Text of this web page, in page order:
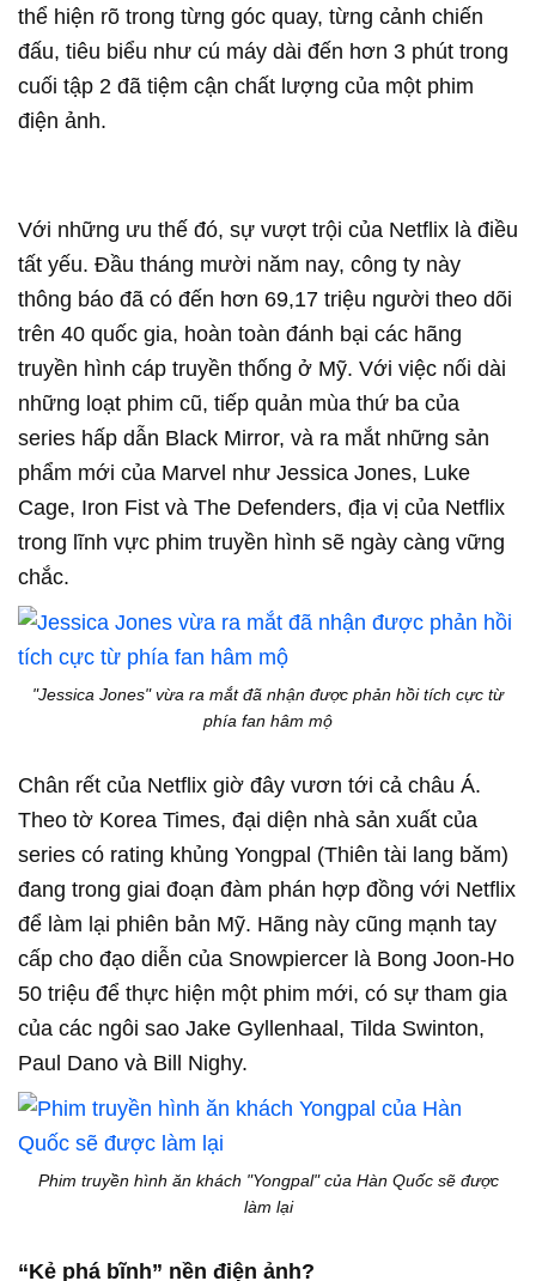
thể hiện rõ trong từng góc quay, từng cảnh chiến
đấu, tiêu biểu như cú máy dài đến hơn 3 phút trong
cuối tập 2 đã tiệm cận chất lượng của một phim
điện ảnh.
Với những ưu thế đó, sự vượt trội của Netflix là điều
tất yếu. Đầu tháng mười năm nay, công ty này
thông báo đã có đến hơn 69,17 triệu người theo dõi
trên 40 quốc gia, hoàn toàn đánh bại các hãng
truyền hình cáp truyền thống ở Mỹ. Với việc nối dài
những loạt phim cũ, tiếp quản mùa thứ ba của
series hấp dẫn Black Mirror, và ra mắt những sản
phẩm mới của Marvel như Jessica Jones, Luke
Cage, Iron Fist và The Defenders, địa vị của Netflix
trong lĩnh vực phim truyền hình sẽ ngày càng vững
chắc.
"Jessica Jones" vừa ra mắt đã nhận được phản hồi tích cực từ
phía fan hâm mộ
Chân rết của Netflix giờ đây vươn tới cả châu Á.
Theo tờ Korea Times, đại diện nhà sản xuất của
series có rating khủng Yongpal (Thiên tài lang băm)
đang trong giai đoạn đàm phán hợp đồng với Netflix
để làm lại phiên bản Mỹ. Hãng này cũng mạnh tay
cấp cho đạo diễn của Snowpiercer là Bong Joon-Ho
50 triệu để thực hiện một phim mới, có sự tham gia
của các ngôi sao Jake Gyllenhaal, Tilda Swinton,
Paul Dano và Bill Nighy.
Phim truyền hình ăn khách "Yongpal" của Hàn Quốc sẽ được
làm lại
“Kẻ phá bĩnh” nền điện ảnh?